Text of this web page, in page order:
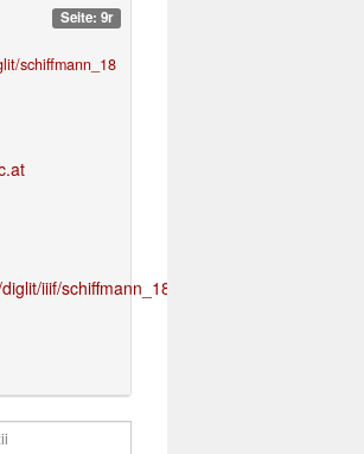
Seite: 9r
schiffmann_18
iiif/schiffmann_1895/manifest.json